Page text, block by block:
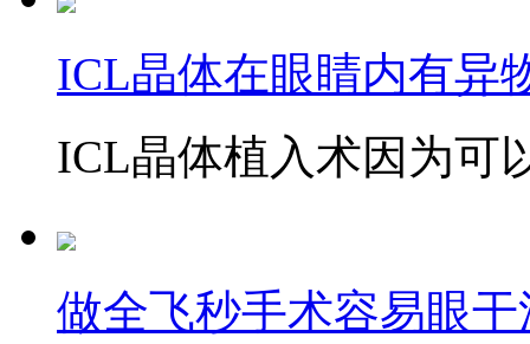
ICL晶体在眼睛内有异
ICL晶体植入术因为可
做全飞秒手术容易眼